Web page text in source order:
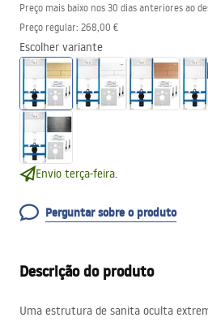
Preço mais baixo nos 30 dias anteriores ao
Preço regular: 268,00 €
Escolher variante
Envio terça-feira.
Perguntar sobre o produto
Descrição do produto
Uma estrutura de sanita oculta